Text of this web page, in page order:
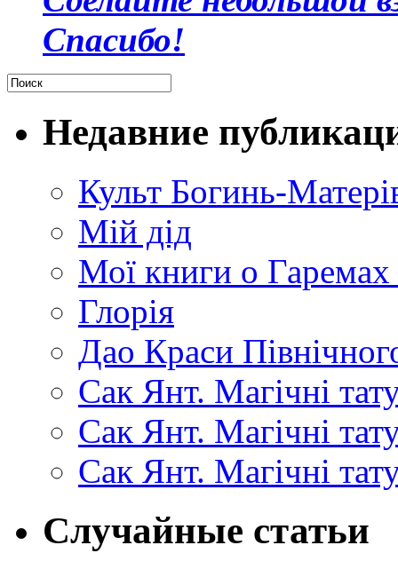
Спасибо!
Недавние
Культ Богинь-
Мій дід
Мої книги о
Глорія
Дао Краси
Сак Янт. Магічні
Сак Янт. Магічні
Сак Янт. Магічні
Случайные статьи